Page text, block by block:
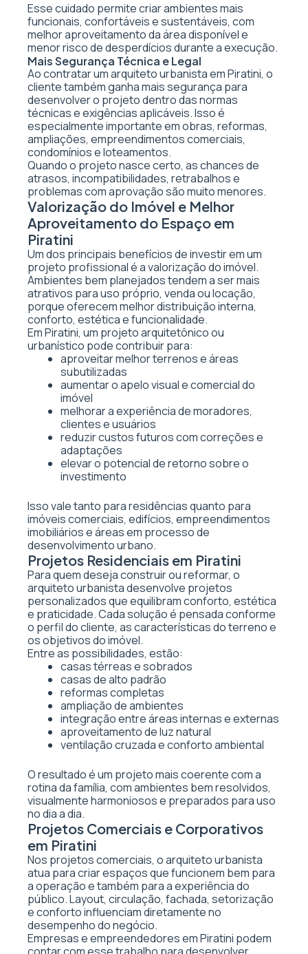
Esse cuidado permite criar ambientes mais
funcionais, confortáveis e sustentáveis, com
melhor aproveitamento da área disponível e
menor risco de desperdícios durante a execução.
Mais Segurança Técnica e Legal
Ao contratar um arquiteto urbanista em Piratini, o
cliente também ganha mais segurança para
desenvolver o projeto dentro das normas
técnicas e exigências aplicáveis. Isso é
especialmente importante em obras, reformas,
ampliações, empreendimentos comerciais,
condomínios e loteamentos.
Quando o projeto nasce certo, as chances de
atrasos, incompatibilidades, retrabalhos e
problemas com aprovação são muito menores.
Valorização do Imóvel e Melhor
Aproveitamento do Espaço em
Piratini
Um dos principais benefícios de investir em um
projeto profissional é a valorização do imóvel.
Ambientes bem planejados tendem a ser mais
atrativos para uso próprio, venda ou locação,
porque oferecem melhor distribuição interna,
conforto, estética e funcionalidade.
Em Piratini, um projeto arquitetônico ou
urbanístico pode contribuir para:
aproveitar melhor terrenos e áreas
subutilizadas
aumentar o apelo visual e comercial do
imóvel
melhorar a experiência de moradores,
clientes e usuários
reduzir custos futuros com correções e
adaptações
elevar o potencial de retorno sobre o
investimento
Isso vale tanto para residências quanto para
imóveis comerciais, edifícios, empreendimentos
imobiliários e áreas em processo de
desenvolvimento urbano.
Projetos Residenciais em Piratini
Para quem deseja construir ou reformar, o
arquiteto urbanista desenvolve projetos
personalizados que equilibram conforto, estética
e praticidade. Cada solução é pensada conforme
o perfil do cliente, as características do terreno e
os objetivos do imóvel.
Entre as possibilidades, estão:
casas térreas e sobrados
casas de alto padrão
reformas completas
ampliação de ambientes
integração entre áreas internas e externas
aproveitamento de luz natural
ventilação cruzada e conforto ambiental
O resultado é um projeto mais coerente com a
rotina da família, com ambientes bem resolvidos,
visualmente harmoniosos e preparados para uso
no dia a dia.
Projetos Comerciais e Corporativos
em Piratini
Nos projetos comerciais, o arquiteto urbanista
atua para criar espaços que funcionem bem para
a operação e também para a experiência do
público. Layout, circulação, fachada, setorização
e conforto influenciam diretamente no
desempenho do negócio.
Empresas e empreendedores em Piratini podem